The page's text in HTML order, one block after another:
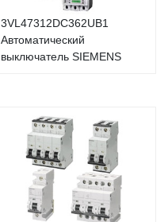
3VL47312DC362UB1
Автоматический
выключатель SIEMENS